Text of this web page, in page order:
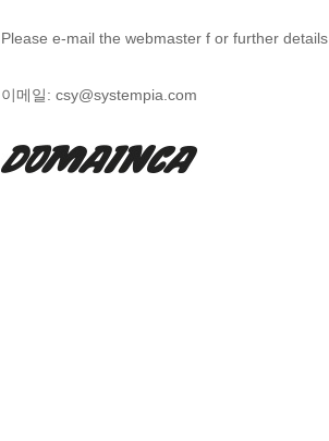
Please e-mail the webmaster f or further details
이메일: csy@systempia.com